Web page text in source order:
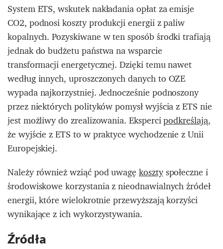
System ETS, wskutek nakładania opłat za emisje
CO2, podnosi koszty produkcji energii z paliw
kopalnych. Pozyskiwane w ten sposób środki trafiają
jednak do budżetu państwa na wsparcie
transformacji energetycznej. Dzięki temu nawet
według innych, uproszczonych danych to OZE
wypada najkorzystniej. Jednocześnie podnoszony
przez niektórych polityków pomysł wyjścia z ETS nie
jest możliwy do zrealizowania. Ekspercipodkreślają,
że wyjście z ETS to w praktyce wychodzenie z Unii
Europejskiej.
Należy również wziąć pod uwagękosztyspołeczne i
środowiskowe korzystania z nieodnawialnych źródeł
energii, które wielokrotnie przewyższają korzyści
wynikające z ich wykorzystywania.
Źródła